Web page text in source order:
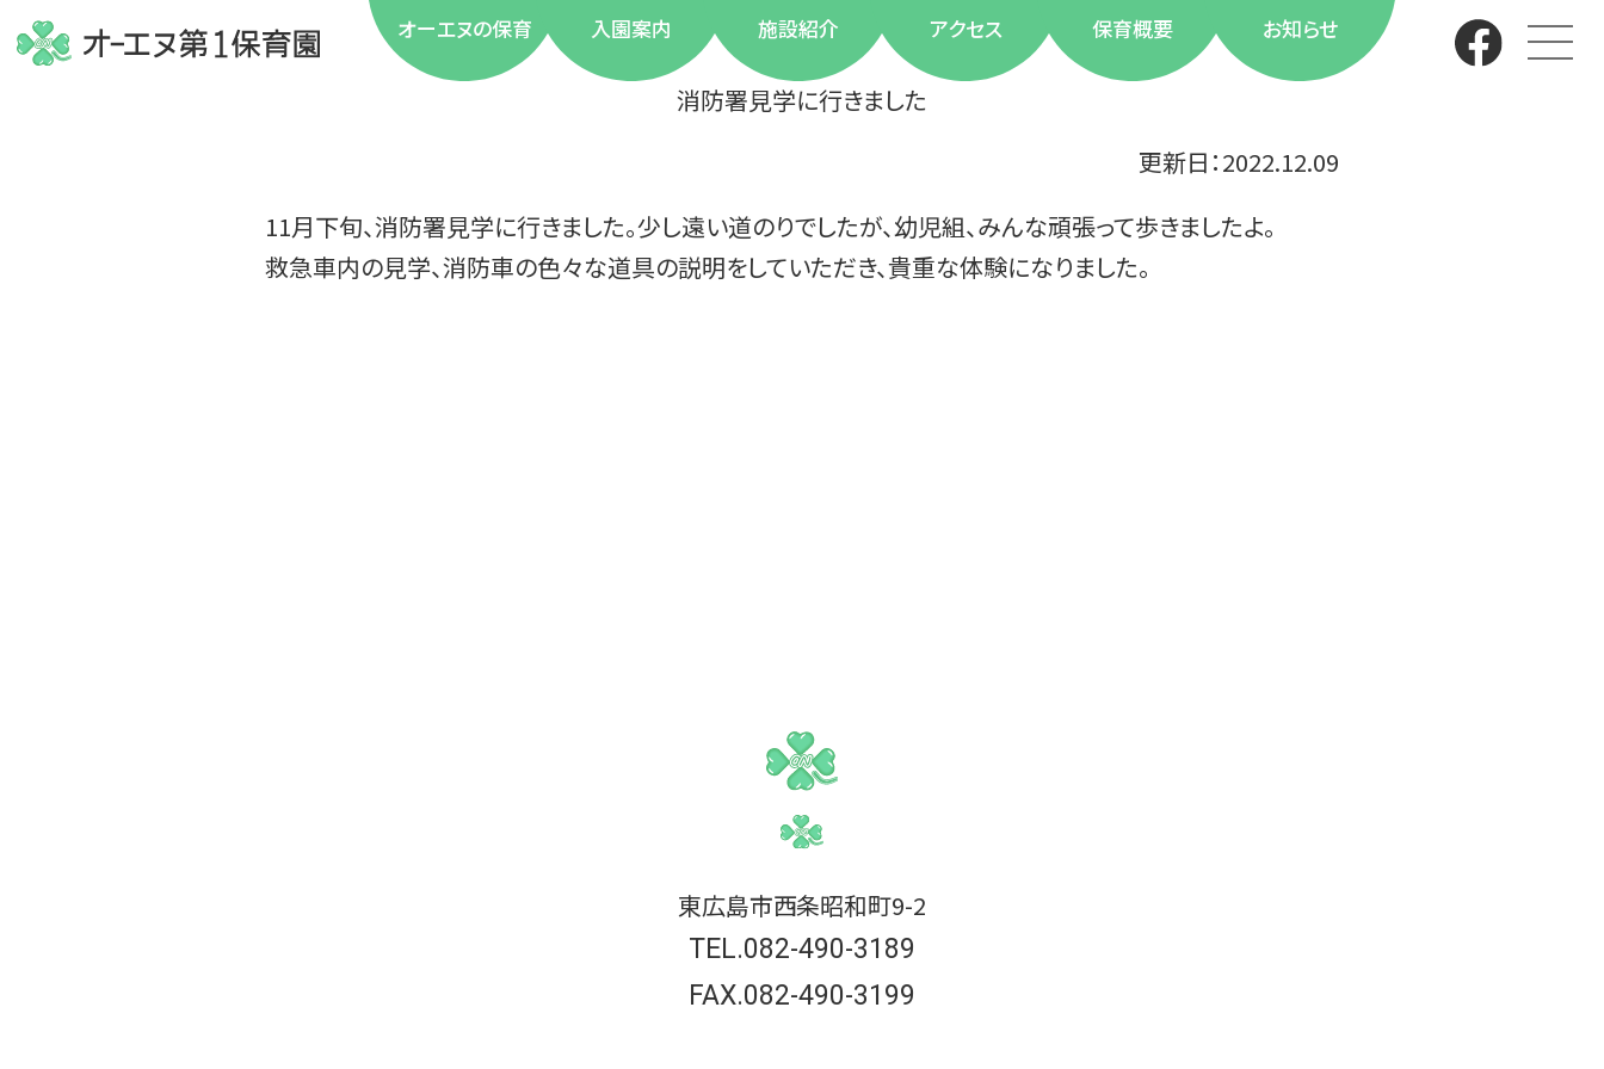
オーエヌの保育 入園案内 施設紹介 アクセス 保育概要 お知らせ
消防署見学に行きました
更新日：2022.12.09
11月下旬、消防署見学に行きました。少し遠い道のりでしたが、幼児組、みんな頑張って歩きましたよ。
救急車内の見学、消防車の色々な道具の説明をしていただき、貴重な体験になりました。
東広島市西条昭和町9-2
TEL.082-490-3189
FAX.082-490-3199